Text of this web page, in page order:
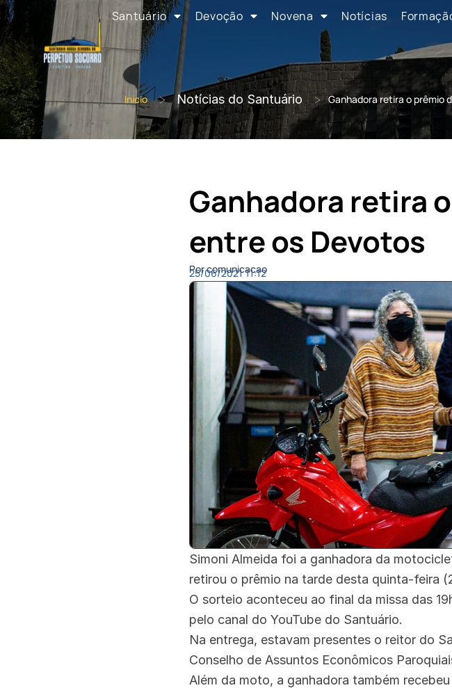
Santuário Devoção Novena Notícias
Início > Notícias do Santuário > Ganhadora retira o prêmio
Ganhadora retira
entre os Devotos
Por comunicacao
25/06/2021 11:12
Simoni Almeida foi a ganhadora da
retirou o prêmio na tarde desta quinta-feira
O sorteio aconteceu ao final da missa das
pelo canal do YouTube do Santuário.
Na entrega, estavam presentes o reitor do
Conselho de Assuntos Econômicos
Além da moto, a ganhadora também